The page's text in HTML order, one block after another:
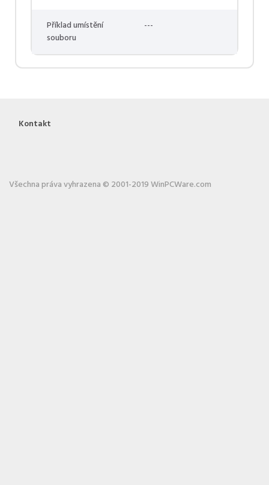
Příklad umístění
souboru
---
Kontakt
Všechna práva vyhrazena © 2001-2019 WinPCWare.com